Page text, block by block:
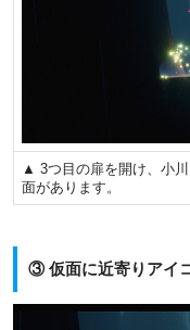
▲ 3つ目の扉を開け、小
面があります。
③ 仮面に近寄りアイ